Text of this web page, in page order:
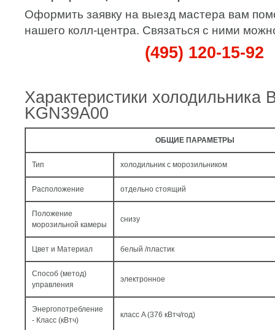
Оформить заявку на выезд мастера вам
нашего колл-центра. Связаться с ними
(495) 120-15-92
Характеристики холодильника
KGN39A00
ОБЩИЕ ПАРАМЕТРЫ
Тип холодильник с морозильником
Расположение отдельно стоящий
Положение
морозильной камеры
снизу
Цвет и Материал белый /пластик
Способ (метод)
управления
электронное
Энергопотребление
- Класс (кВтч)
класс A (376 кВтч/год)